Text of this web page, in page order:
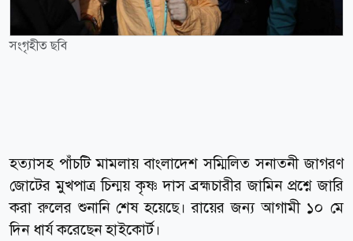
সংগৃহীত ছবি
হত্যাসহ পাঁচটি মামলায় বাংলাদেশ সম্মিলিত সনাতনী জাগরণ
জোটের মুখপাত্র চিন্ময় কৃষ্ণ দাস ব্রহ্মচারীর জামিন প্রশ্নে জারি
করা রুলের শুনানি শেষ হয়েছে। রায়ের জন্য আগামী ১০ মে
দিন ধার্য করেছেন হাইকোর্ট।